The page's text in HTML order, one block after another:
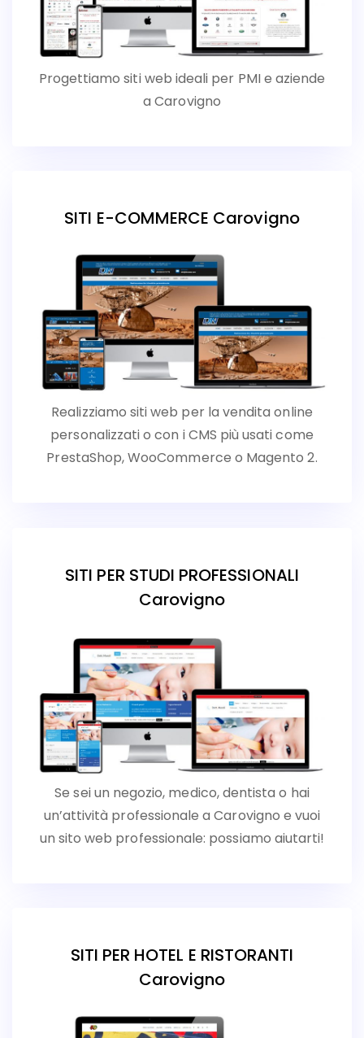
Progettiamo siti web ideali per PMI e aziende
a Carovigno
SITI E-COMMERCE Carovigno
Realizziamo siti web per la vendita online
personalizzati o con i CMS più usati come
PrestaShop, WooCommerce o Magento 2.
SITI PER STUDI PROFESSIONALI
Carovigno
Se sei un negozio, medico, dentista o hai
un’attività professionale a Carovigno e vuoi
un sito web professionale: possiamo aiutarti!
SITI PER HOTEL E RISTORANTI
Carovigno